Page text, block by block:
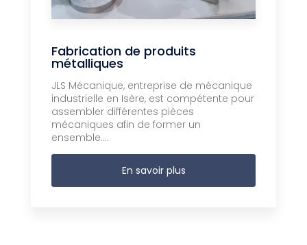
Fabrication de produits
métalliques
JLS Mécanique, entreprise de mécanique
industrielle en Isère, est compétente pour
assembler différentes pièces
mécaniques afin de former un
ensemble....
En savoir plus